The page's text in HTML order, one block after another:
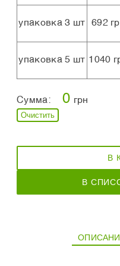
упаковка 3 шт 692
упаковка 5 шт 1040
Сумма: 0 грн
Очистить
В
В